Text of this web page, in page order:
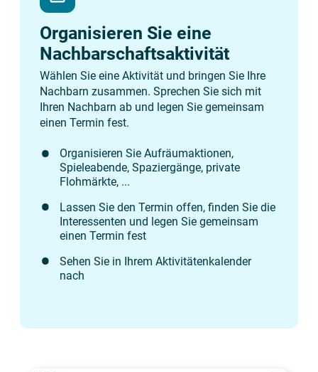
Organisieren Sie eine
Nachbarschaftsaktivität
Wählen Sie eine Aktivität und bringen Sie Ihre
Nachbarn zusammen. Sprechen Sie sich mit
Ihren Nachbarn ab und legen Sie gemeinsam
einen Termin fest.
Organisieren Sie Aufräumaktionen,
Spieleabende, Spaziergänge, private
Flohmärkte, ...
Lassen Sie den Termin offen, finden Sie die
Interessenten und legen Sie gemeinsam
einen Termin fest
Sehen Sie in Ihrem Aktivitätenkalender
nach